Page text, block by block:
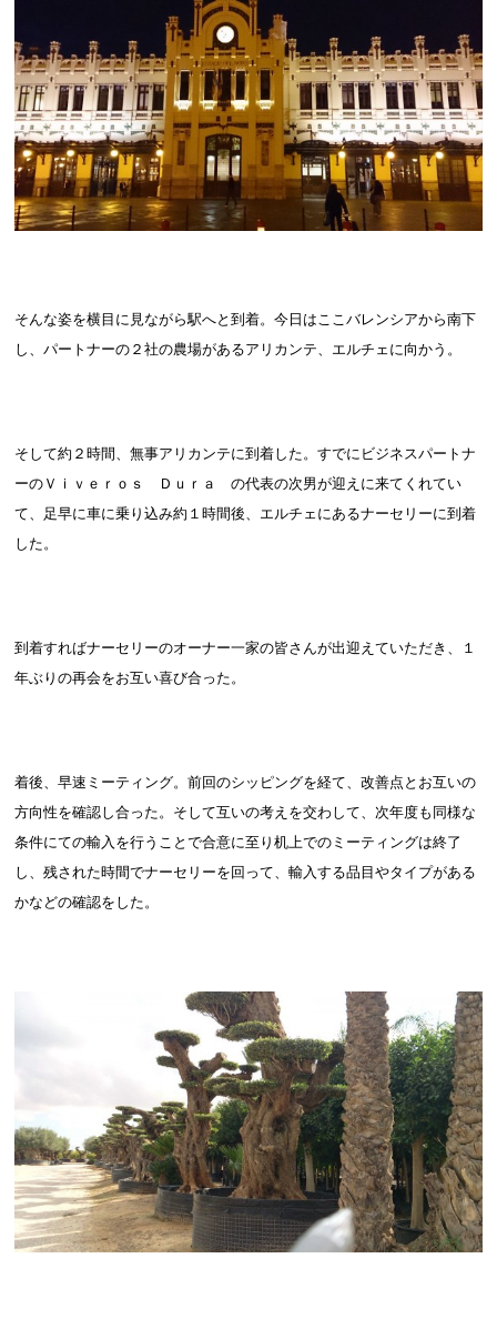
そんな姿を横目に見ながら駅へと到着。今日はここバレンシアから南下
し、パートナーの２社の農場があるアリカンテ、エルチェに向かう。
そして約２時間、無事アリカンテに到着した。すでにビジネスパートナ
ーのＶｉｖｅｒｏｓ Ｄｕｒａ の代表の次男が迎えに来てくれてい
て、足早に車に乗り込み約１時間後、エルチェにあるナーセリーに到着
した。
到着すればナーセリーのオーナー一家の皆さんが出迎えていただき、１
年ぶりの再会をお互い喜び合った。
着後、早速ミーティング。前回のシッピングを経て、改善点とお互いの
方向性を確認し合った。そして互いの考えを交わして、次年度も同様な
条件にての輸入を行うことで合意に至り机上でのミーティングは終了
し、残された時間でナーセリーを回って、輸入する品目やタイプがある
かなどの確認をした。